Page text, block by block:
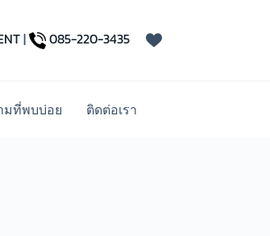
| 085-220-3435
มที่พบบ่อย ติดต่อเรา